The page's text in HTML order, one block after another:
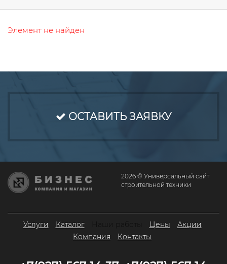
Элемент не найден
ОСТАВИТЬ ЗАЯВКУ
2026 © Универсальный сайт
строительной техники
Услуги Каталог Цены
Акции
Компания
Контакты